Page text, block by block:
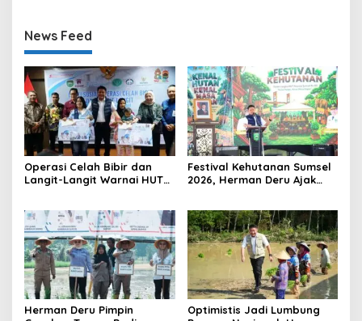
News Feed
Operasi Celah Bibir dan
Langit-Langit Warnai HUT
Festival Kehutanan Sumsel
2026, Herman Deru Ajak
Herman Deru Pimpin
Optimistis Jadi Lumbung